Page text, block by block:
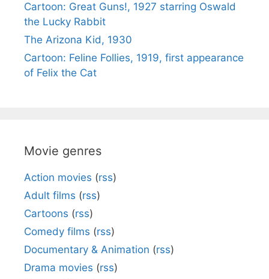
Cartoon: Great Guns!, 1927 starring Oswald
the Lucky Rabbit
The Arizona Kid, 1930
Cartoon: Feline Follies, 1919, first appearance
of Felix the Cat
Movie genres
Action movies (rss)
Adult films (rss)
Cartoons (rss)
Comedy films (rss)
Documentary & Animation (rss)
Drama movies (rss)